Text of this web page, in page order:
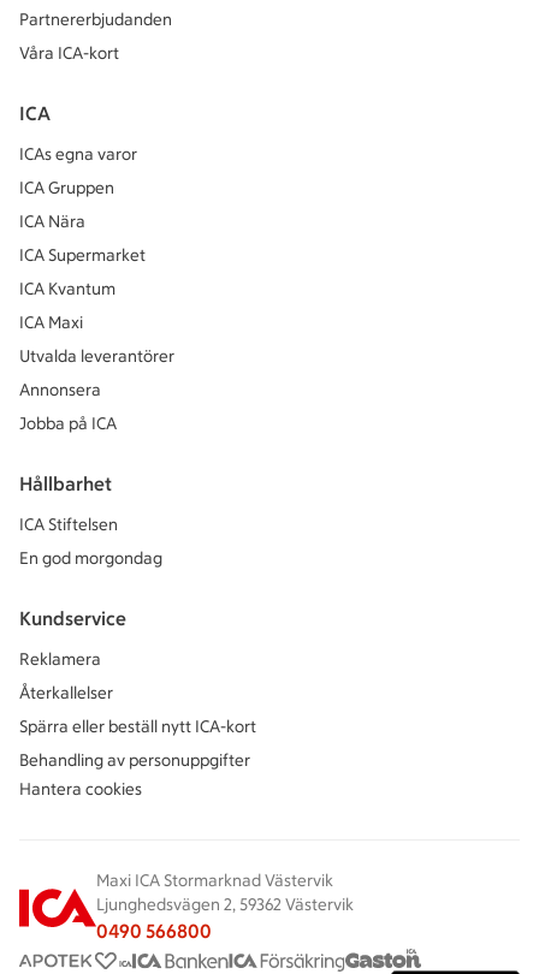
Partnererbjudanden
Våra ICA-kort
ICA
ICAs egna varor
ICA Gruppen
ICA Nära
ICA Supermarket
ICA Kvantum
ICA Maxi
Utvalda leverantörer
Annonsera
Jobba på ICA
Hållbarhet
ICA Stiftelsen
En god morgondag
Kundservice
Reklamera
Återkallelser
Spärra eller beställ nytt ICA-kort
Behandling av personuppgifter
Hantera cookies
Maxi ICA Stormarknad Västervik
Ljunghedsvägen 2, 59362 Västervik
0490 566800